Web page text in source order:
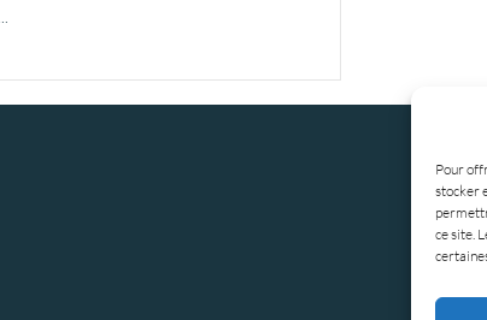
Pour
stocker
ce site.